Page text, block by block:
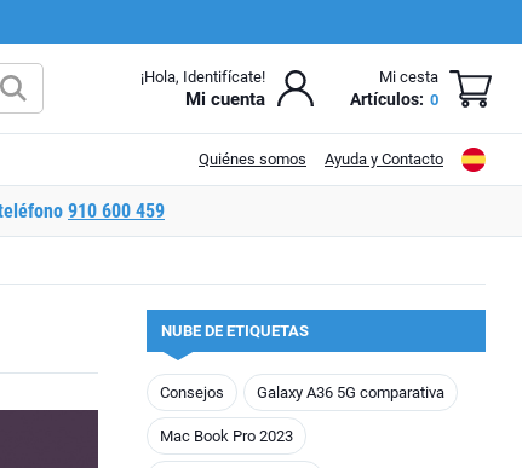
¡Hola, Identifícate!
Mi cuenta
Mi cesta
Artículos: 0
Quiénes somos Ayuda y Contacto
910 600 459
NUBE DE ETIQUETAS
Consejos Galaxy A36 5G comparativa
Mac Book Pro 2023